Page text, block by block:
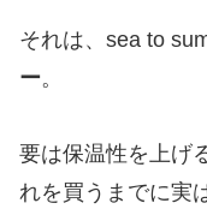
それは、sea to
ー。
要は保温性を上げ
れを買うまでに実